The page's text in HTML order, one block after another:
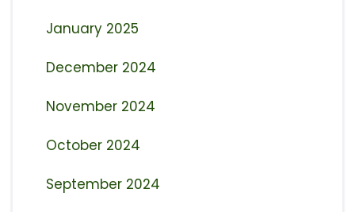
January 2025
December 2024
November 2024
October 2024
September 2024